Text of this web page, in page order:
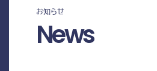
お知らせ
News